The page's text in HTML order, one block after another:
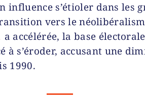
influence s’étioler dans les
vers le
a accélérée, la base
à s’éroder, accusant une
1990.